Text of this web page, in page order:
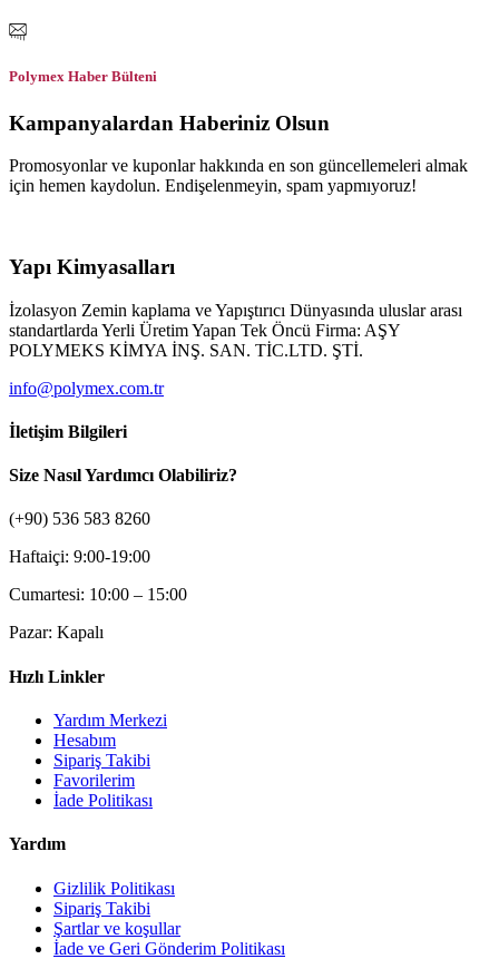
Polymex Haber Bülteni
Kampanyalardan Haberiniz Olsun
Promosyonlar ve kuponlar hakkında en son güncellemeleri almak
için hemen kaydolun. Endişelenmeyin, spam yapmıyoruz!
Yapı Kimyasalları
İzolasyon Zemin kaplama ve Yapıştırıcı Dünyasında uluslar arası
standartlarda Yerli Üretim Yapan Tek Öncü Firma: AŞY
POLYMEKS KİMYA İNŞ. SAN. TİC.LTD. ŞTİ.
info@polymex.com.tr
İletişim Bilgileri
Size Nasıl Yardımcı Olabiliriz?
(+90) 536 583 8260
Haftaiçi: 9:00-19:00
Cumartesi: 10:00 – 15:00
Pazar: Kapalı
Hızlı Linkler
Yardım Merkezi
Hesabım
Sipariş Takibi
Favorilerim
İade Politikası
Yardım
Gizlilik Politikası
Sipariş Takibi
Şartlar ve koşullar
İade ve Geri Gönderim Politikası